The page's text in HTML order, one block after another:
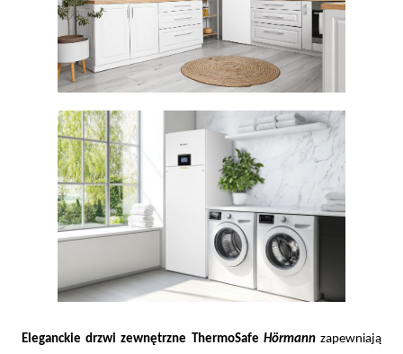
Eleganckie drzwi zewnętrzne ThermoSafe Hörmannzapewniają